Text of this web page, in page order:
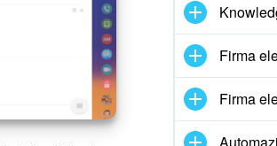
Firma
Firma